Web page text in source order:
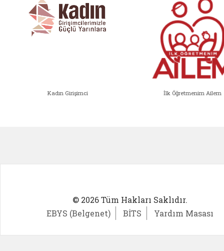
Kadın Girişimci İlk Öğretmenim Ailem
© 2026 Tüm Hakları Saklıdır.
EBYS (Belgenet)
BİTS Yardım Masası